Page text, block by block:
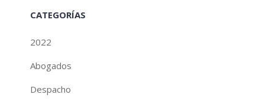
CATEGORÍAS
2022
Abogados
Despacho